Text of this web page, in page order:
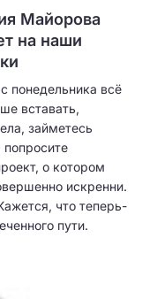
Майорова
на наши
понедельника всё
вставать,
займетесь
попросите
о котором
искренни.
что теперь-
пути.